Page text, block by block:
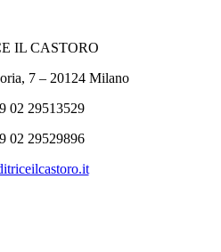
IL CASTORO
7 – 20124 Milano
02 29513529
02 29529896